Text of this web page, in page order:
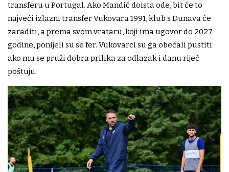
transferu u Portugal. Ako Mandić doista ode, bit će to
najveći izlazni transfer Vukovara 1991, klub s Dunava će
zaraditi, a prema svom vrataru, koji ima ugovor do 2027.
godine, ponijeli su se fer. Vukovarci su ga obećali pustiti
ako mu se pruži dobra prilika za odlazak i danu riječ
poštuju.